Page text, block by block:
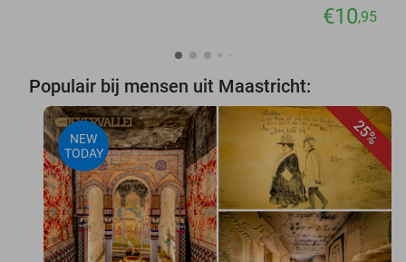
€10,95
Populair bij mensen uit Maastricht:
25%
NEW
TODAY